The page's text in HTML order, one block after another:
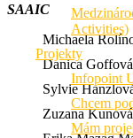
Activities)
Projekty
Infopoint
Chcem
Mám
SAAIC
Michaela
Danica Goffová
Sylvie
Zuzana Kunová